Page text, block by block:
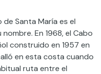
Santa María es el
En 1968, el Cabo
construido en 1957 en
en esta costa cuando
ruta entre el